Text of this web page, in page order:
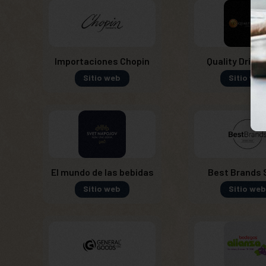
Importaciones Chopin
Sitio web
Quality
Sitio web
El mundo de las bebidas
Sitio web
Best Brands
Sitio web